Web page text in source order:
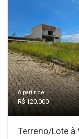
A partir de:
R$ 120.000
Terreno/Lote à